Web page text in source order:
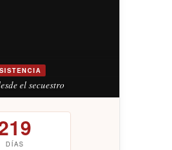
el secuestro
DÍAS